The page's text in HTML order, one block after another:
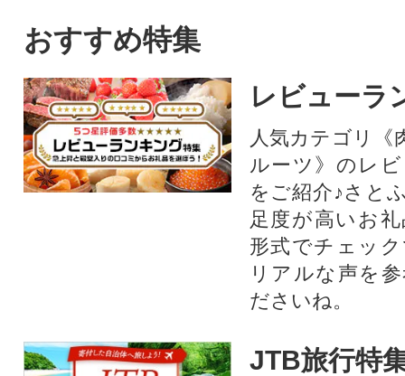
おすすめ特集
レビューラ
人気カテゴリ《
ルーツ》のレ
をご紹介♪さと
足度が高いお
形式でチェッ
リアルな声を
ださいね。
JTB旅行特